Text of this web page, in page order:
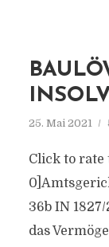
25. Mai 2021
Click to rate
36b IN
das